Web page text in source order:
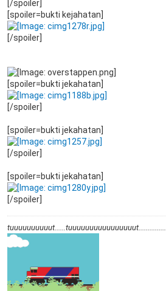
[/spoiler]
[spoiler=bukti kejahatan]
[/spoiler]
[spoiler=bukti jekahatan]
[/spoiler]
[spoiler=bukti jekahatan]
[/spoiler]
[spoiler=bukti jekahatan]
[/spoiler]
tuuuuuuuuuut......tuuuuuuuuuuuuuuuut...............